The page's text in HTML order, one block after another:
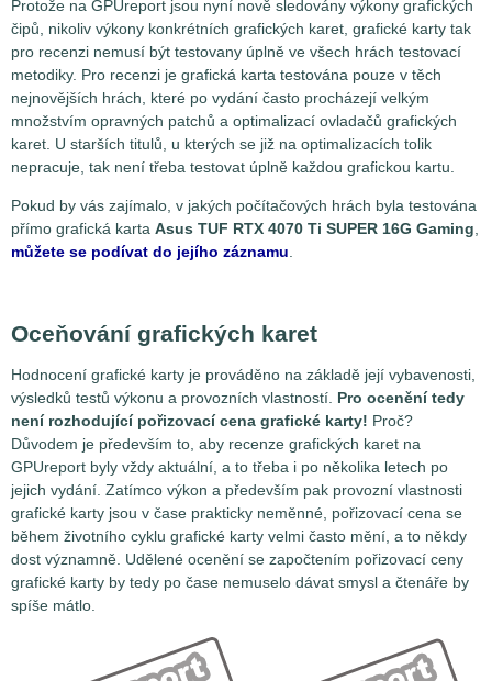
Protože na GPUreport jsou nyní nově sledovány výkony grafických
čipů, nikoliv výkony konkrétních grafických karet, grafické karty tak
pro recenzi nemusí být testovany úplně ve všech hrách testovací
metodiky. Pro recenzi je grafická karta testována pouze v těch
nejnovějších hrách, které po vydání často procházejí velkým
množstvím opravných patchů a optimalizací ovladačů grafických
karet. U starších titulů, u kterých se již na optimalizacích tolik
nepracuje, tak není třeba testovat úplně každou grafickou kartu.
Pokud by vás zajímalo, v jakých počítačových hrách byla testována
přímo grafická karta Asus TUF RTX 4070 Ti SUPER 16G Gaming,
můžete se podívat do jejího záznamu.
Oceňování grafických karet
Hodnocení grafické karty je prováděno na základě její vybavenosti,
výsledků testů výkonu a provozních vlastností. Pro ocenění tedy
není rozhodující pořizovací cena grafické karty! Proč?
Důvodem je především to, aby recenze grafických karet na
GPUreport byly vždy aktuální, a to třeba i po několika letech po
jejich vydání. Zatímco výkon a především pak provozní vlastnosti
grafické karty jsou v čase prakticky neměnné, pořizovací cena se
během životního cyklu grafické karty velmi často mění, a to někdy
dost významně. Udělené ocenění se započtením pořizovací ceny
grafické karty by tedy po čase nemuselo dávat smysl a čtenáře by
spíše mátlo.